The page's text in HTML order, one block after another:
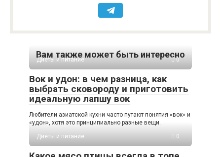
Вам также может быть интересно
Диеты и питание 0
Вок и удон: в чем разница, как
выбрать сковороду и приготовить
идеальную лапшу вок
Любители азиатской кухни часто путают понятия «вок» и
«удон», хотя это принципиально разные вещи.
Диеты и питание
0